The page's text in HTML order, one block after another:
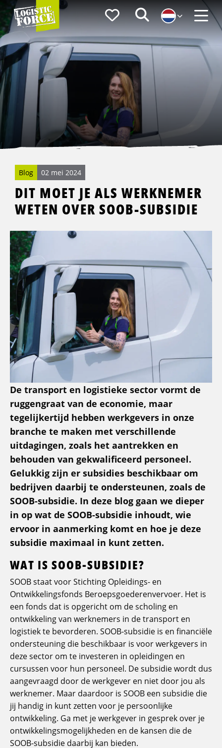
Logistic
Force
FavorietenZoeken
Menu
Blog 02 mei 2024
DIT MOET JE ALS WERKNEMER
WETEN OVER SOOB-SUBSIDIE
De transport en logistieke sector vormt de
ruggengraat van de economie, maar
tegelijkertijd hebben werkgevers in onze
branche te maken met verschillende
uitdagingen, zoals het aantrekken en
behouden van gekwalificeerd personeel.
Gelukkig zijn er subsidies beschikbaar om
bedrijven daarbij te ondersteunen, zoals de
SOOB-subsidie. In deze blog gaan we dieper
in op wat de SOOB-subsidie inhoudt, wie
ervoor in aanmerking komt en hoe je deze
subsidie maximaal in kunt zetten.
WAT IS SOOB-SUBSIDIE?
SOOB staat voor Stichting Opleidings- en
Ontwikkelingsfonds Beroepsgoederenvervoer. Het is
een fonds dat is opgericht om de scholing en
ontwikkeling van werknemers in de transport en
logistiek te bevorderen. SOOB-subsidie is en financiële
ondersteuning die beschikbaar is voor werkgevers in
deze sector om te investeren in opleidingen en
cursussen voor hun personeel. De subsidie wordt dus
aangevraagd door de werkgever en niet door jou als
werknemer. Maar daardoor is SOOB een subsidie die
jij handig in kunt zetten voor je persoonlijke
ontwikkeling. Ga met je werkgever in gesprek over je
ontwikkelingsmogelijkheden en de kansen die de
SOOB-subsidie daarbij kan bieden.